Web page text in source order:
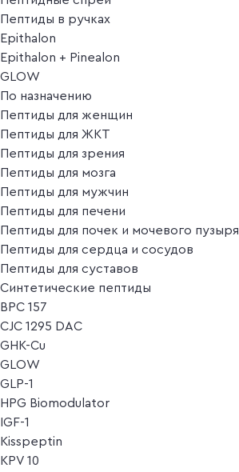
Пептиды в ручках
Epithalon
Epithalon + Pinealon
GLOW
По назначению
Пептиды для женщин
Пептиды для ЖКТ
Пептиды для зрения
Пептиды для мозга
Пептиды для мужчин
Пептиды для печени
Пептиды для почек и мочевого пузыря
Пептиды для сердца и сосудов
Пептиды для суставов
Синтетические пептиды
BPC 157
CJC 1295 DAC
GHK-Cu
GLOW
GLP-1
HPG Biomodulator
IGF-1
Kisspeptin
KPV 10